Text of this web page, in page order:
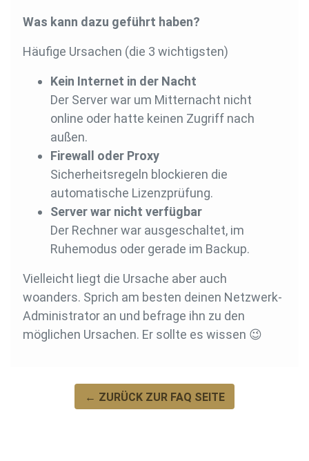
Was kann dazu geführt haben?
Häufige Ursachen (die 3 wichtigsten)
Kein Internet in der Nacht
Der Server war um Mitternacht nicht
online oder hatte keinen Zugriff nach
außen.
Firewall oder Proxy
Sicherheitsregeln blockieren die
automatische Lizenzprüfung.
Server war nicht verfügbar
Der Rechner war ausgeschaltet, im
Ruhemodus oder gerade im Backup.
Vielleicht liegt die Ursache aber auch
woanders. Sprich am besten deinen Netzwerk-
Administrator an und befrage ihn zu den
möglichen Ursachen. Er sollte es wissen 😉
← ZURÜCK ZUR FAQ SEITE